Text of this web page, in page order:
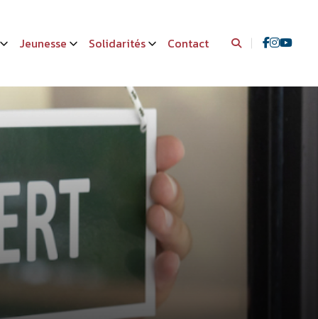
Jeunesse Solidarités Contact